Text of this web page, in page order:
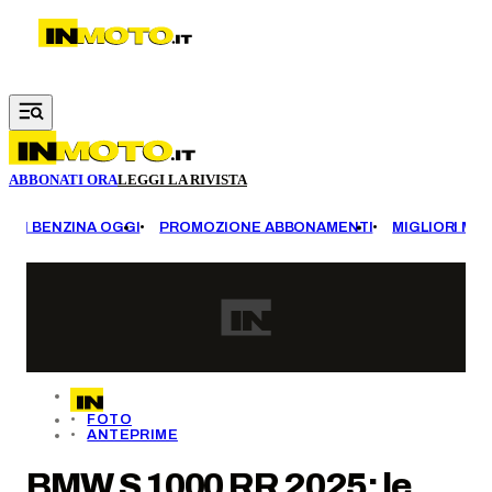
Vai al contenuto principale
ABBONATI ORALEGGI LA RIVISTA
BENZINA OGGI PROMOZIONE ABBONAMENTI MIGLIORI
FOTO
ANTEPRIME